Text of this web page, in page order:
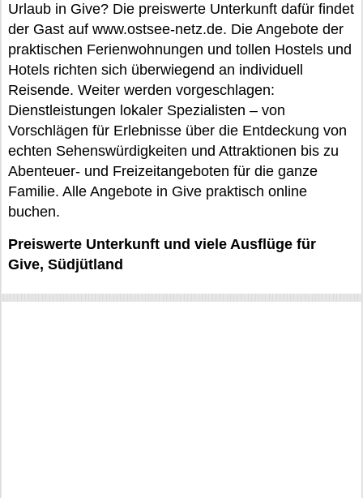
Urlaub in Give? Die preiswerte Unterkunft dafür findet
der Gast auf www.ostsee-netz.de. Die Angebote der
praktischen Ferienwohnungen und tollen Hostels und
Hotels richten sich überwiegend an individuell
Reisende. Weiter werden vorgeschlagen:
Dienstleistungen lokaler Spezialisten – von
Vorschlägen für Erlebnisse über die Entdeckung von
echten Sehenswürdigkeiten und Attraktionen bis zu
Abenteuer- und Freizeitangeboten für die ganze
Familie. Alle Angebote in Give praktisch online
buchen.
Preiswerte Unterkunft und viele Ausflüge für
Give, Südjütland